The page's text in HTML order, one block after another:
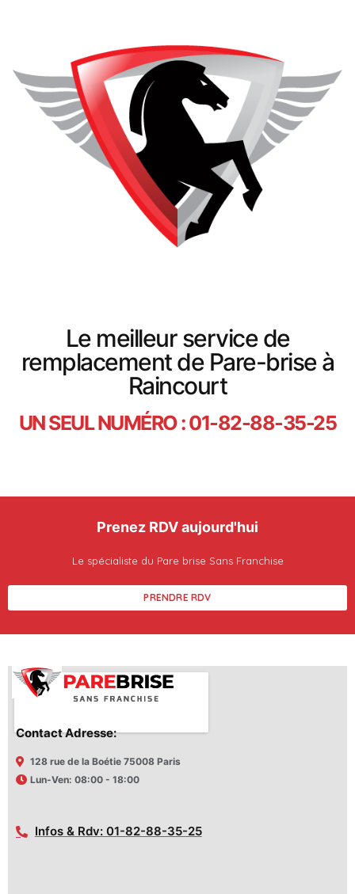
Le meilleur service de
remplacement de Pare-brise à
Raincourt
UN SEUL NUMÉRO : 01-82-88-35-25
Prenez RDV aujourd'hui
Le spécialiste du Pare brise Sans Franchise
PRENDRE RDV
Contact Adresse:
128 rue de la Boétie 75008 Paris
Lun-Ven: 08:00 - 18:00
Infos & Rdv: 01-82-88-35-25